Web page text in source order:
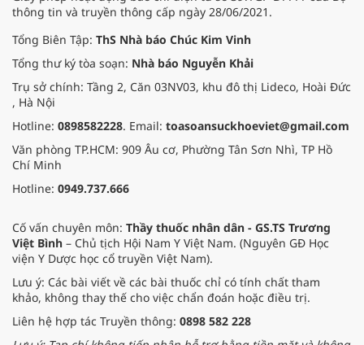
thông tin và truyền thông cấp ngày 28/06/2021.
Tổng Biên Tập: ThS Nhà báo Chúc Kim Vinh
Tổng thư ký tòa soạn: Nhà báo Nguyễn Khải
Trụ sở chính: Tầng 2, Căn 03NV03, khu đô thị Lideco, Hoài Đức
, Hà Nội
Hotline: 0898582228. Email: toasoansuckhoeviet@gmail.com
Văn phòng TP.HCM: 909 Âu cơ, Phường Tân Sơn Nhì, TP Hồ
Chí Minh
Hotline: 0949.737.666
Cố vấn chuyên môn: Thầy thuốc nhân dân - GS.TS Trương
Việt Bình – Chủ tịch Hội Nam Y Việt Nam. (Nguyên GĐ Học
viện Y Dược học cổ truyền Việt Nam).
Lưu ý: Các bài viết về các bài thuốc chỉ có tính chất tham
khảo, không thay thế cho việc chẩn đoán hoặc điều trị.
Liên hệ hợp tác Truyền thông: 0898 582 228